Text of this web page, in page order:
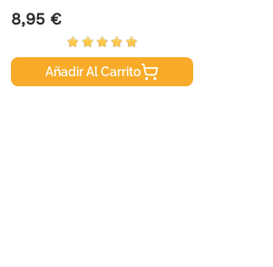
Precio
8,95 €
Añadir Al Carrito